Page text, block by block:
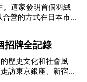
& Arpels一直追
了世家的故事及詮釋
都有精美的佈置回應
的投射與共鳴。
百年的浪漫基調。展
列的作品並劃分為5
年，Van Cleef &
是第一款在日內瓦高
，每逢正午與午夜相
漫，讓時間不再是抽
。這家發明首個羽絨
營的方式在日本市
直到2024年年末，
日本業務，不但選址
本不同品牌展開
該還會更加積極！
ンラインストアエデ
招牌全記錄
歷史文化和社會風
訪東京銀座、新宿、